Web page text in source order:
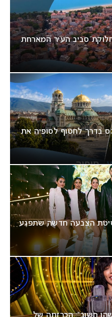
המחלוקת סביב העיר המארחת
2027: בורגס בדרך לחטוף לסופיה את
לאמץ שיטת הצבעה חדשה שתפגע